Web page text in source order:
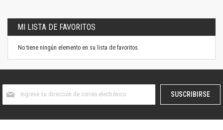
MI LISTA DE FAVORITOS
No tiene ningún elemento en su lista de favoritos.
boletín
SUSCRIBIRSE